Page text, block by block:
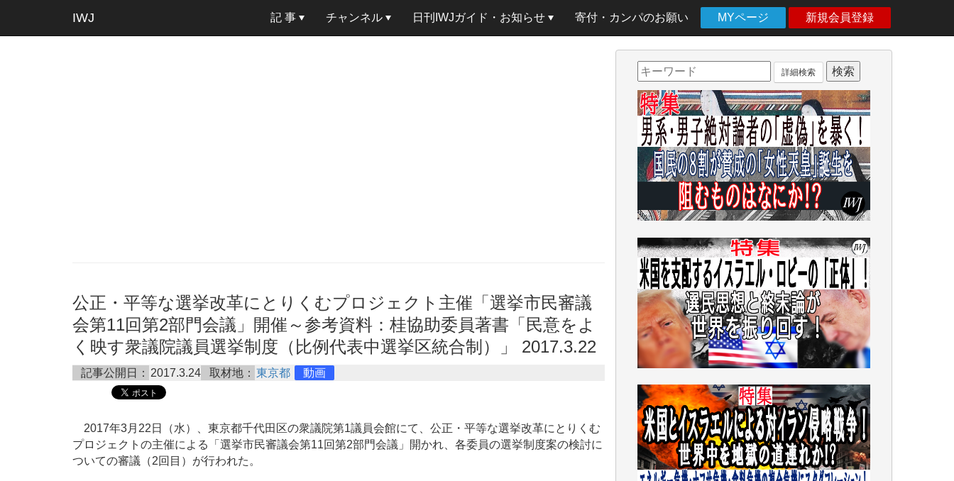
IWJ 記 事 チャンネル 日刊IWJガイド・お知らせ 寄付・カンパのお願い MYページ 新規会員登録
公正・平等な選挙改革にとりくむプロジェクト主催「選挙市民審議
会第11回第2部門会議」開催～参考資料：桂協助委員著書「民意をよ
く映す衆議院議員選挙制度（比例代表中選挙区統合制）」 2017.3.22
記事公開日： 2017.3.24 取材地： 東京都 動画
2017年3月22日（水）、東京都千代田区の衆議院第1議員会館にて、公正・平等な選挙改革にとりくむ
プロジェクトの主催による「選挙市民審議会第11回第2部門会議」開かれ、各委員の選挙制度案の検討に
ついての審議（2回目）が行われた。
詳細検索